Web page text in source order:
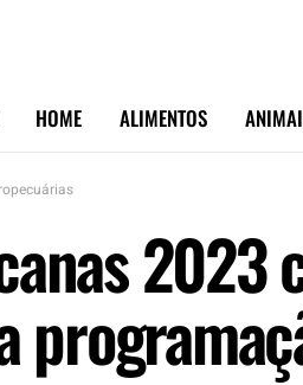
HOME ALIMENTOS